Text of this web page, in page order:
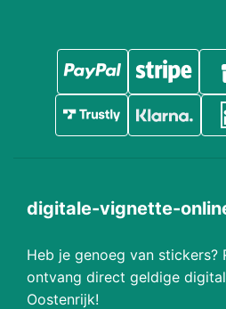
digitale-vignette-
Heb je genoeg van stickers?
ontvang direct geldige
Oostenrijk!